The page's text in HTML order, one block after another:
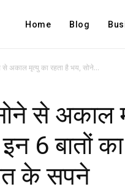
Home Blog
से अकाल मृत्यु का रहता है भय, सोने...
से अकाल
6 बातों
के सपने